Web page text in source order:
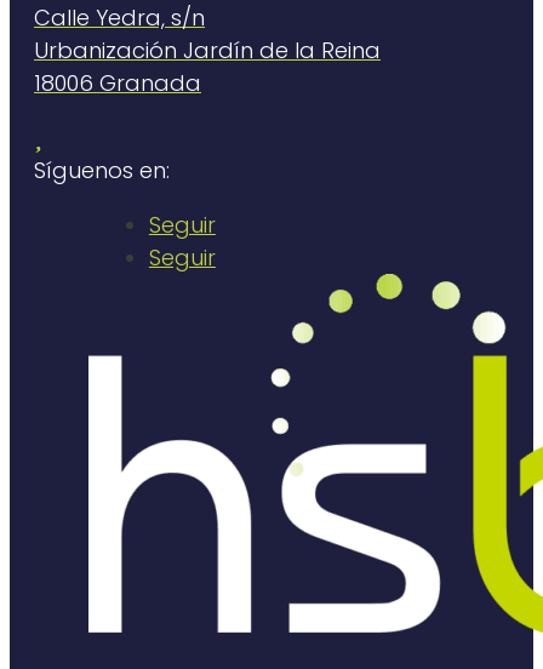
Calle Yedra, s/n
Urbanización Jardín de la Reina
18006 Granada
Síguenos en:
Seguir
Seguir